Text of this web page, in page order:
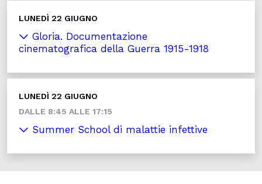
LUNEDÌ 22 GIUGNO
Gloria. Documentazione
cinematografica della Guerra 1915-1918
LUNEDÌ 22 GIUGNO
DALLE 8:45 ALLE 17:15
Summer School di malattie infettive